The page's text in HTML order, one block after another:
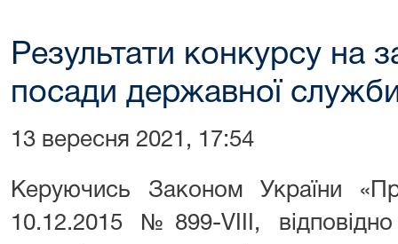
Результати конкурсу на
посади державної служби
13 вересня 2021, 17:54
Керуючись Законом України
10.12.2015 №899-VIII,